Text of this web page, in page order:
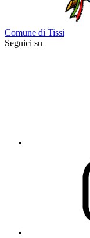
Comune di Tissi
Seguici su